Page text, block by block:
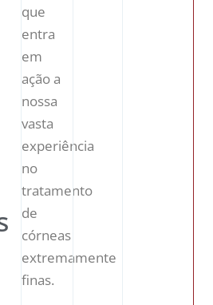
que
entra
em
ação a
nossa
vasta
experiência
no
tratamento
de
córneas
extremamente
finas.